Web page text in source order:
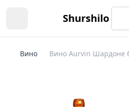
Shurshilo
Вино Вино Aurvin Шардоне